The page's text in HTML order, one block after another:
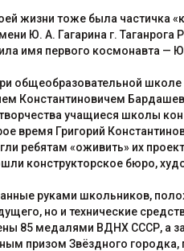
жизни тоже была частичка
Ю. А. Гагарина г. Таганрога
имя первого космонавта —
общеобразовательной
Константиновичем
творчества учащиеся школы
время Григорий
ребятам «оживить» их
конструкторское бюро,
руками школьников,
но и технические
85 медалями ВДНХ СССР, а
призом Звёздного